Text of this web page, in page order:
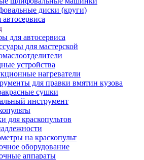
диски (круги)
для автосервиса
для мастерской
устройства
нагреватели
для правки вмятин кузова
сушки
инструмент
для краскопультов
на краскопульт
оборудование
аппараты